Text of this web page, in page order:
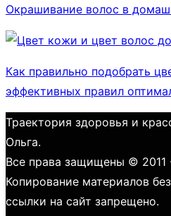
Окрашивание волос в
Как правильно подобрать
эффективных правил
Траектория здоровья и
Ольга.
Все права защищены © 2011
Копирование материалов
ссылки на сайт запрещено.